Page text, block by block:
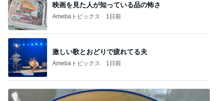
映画を見た人が知っている品の怖さ
Amebaトピックス 1日前
激しい歌とおどりで疲れてる夫
Amebaトピックス 1日前